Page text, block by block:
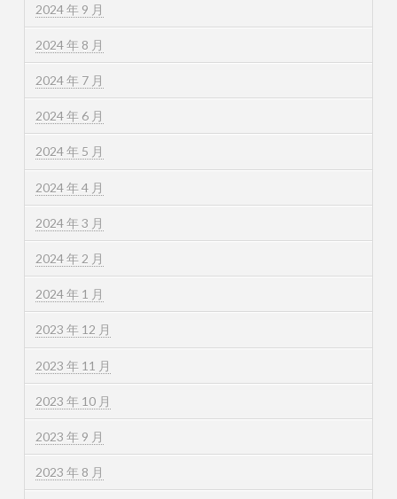
2024 年 9 月
2024 年 8 月
2024 年 7 月
2024 年 6 月
2024 年 5 月
2024 年 4 月
2024 年 3 月
2024 年 2 月
2024 年 1 月
2023 年 12 月
2023 年 11 月
2023 年 10 月
2023 年 9 月
2023 年 8 月